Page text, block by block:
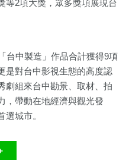
等2項大獎，眾多獎項展現台
台中製造」作品合計獲得9項
是對台中影視生態的高度認
劇組來台中勘景、取材、拍
，帶動在地經濟與觀光發
城市。